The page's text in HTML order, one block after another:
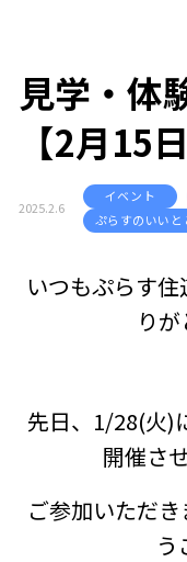
見学・体
【2月15
2025.2.6
イベント
ぷらすのいいと
いつもぷらす
りが
先日、1/28(火)
開催さ
ご参加いただ
う